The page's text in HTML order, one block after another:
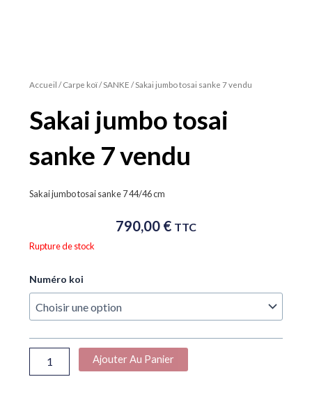
Accueil /Carpe koï/SANKE / Sakai jumbo tosai sanke 7 vendu
Sakai jumbo tosai
sanke 7 vendu
Sakai jumbo tosai sanke 7 44/46 cm
790,00 € TTC
Rupture de stock
Numéro koi
quantité
de
Sakai
jumbo
sanke
vendu
Ajouter Au Panier